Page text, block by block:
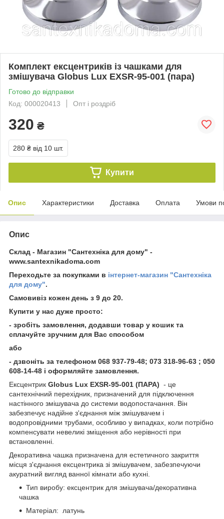
Комплект ексцентриків із чашками для
змішувача Globus Lux EXSR-95-001 (пара)
Готово до відправки
Код: 000020413
Опт і роздріб
320 ₴
280 ₴ від 10 шт.
Купити
Опис Характеристики Доставка Оплата Умови
Опис
Склад - Магазин "Сантехніка для дому" -
www.santexnikadoma.com
Переходьте за покупками в інтернет-магазин "Сантехніка
для дому".
Самовивіз кожен день з 9 до 20.
Купити у нас дуже просто:
- зробіть замовлення, додавши товар у кошик та
сплачуйте зручним для Вас способом
або
- дзвоніть за телефоном 068 937-79-48; 073 318-96-63 ; 050
608-14-48 і оформляйте замовлення.
Ексцентрик Globus Lux EXSR-95-001 (ПАРА) - це
сантехнічний перехідник, призначений для підключення
настінного змішувача до системи водопостачання. Він
забезпечує надійне з'єднання між змішувачем і
водопровідними трубами, особливо у випадках, коли потрібно
компенсувати невеликі зміщення або нерівності при
встановленні.
Декоративна чашка призначена для естетичного закриття
місця з'єднання ексцентрика зі змішувачем, забезпечуючи
акуратний вигляд ванної кімнати або кухні.
Тип виробу: ексцентрик для змішувача/декоративна
чашка
Матеріал: латунь